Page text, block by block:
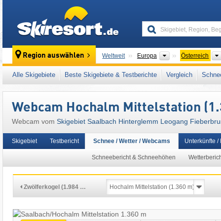
Region auswählen Weltweit Europa Kontinente
Österreich
Weltweit Europa Kontinente
Österreich
Dieses Skigebiet liegt auch in: Leoganger
SuperSkiCard, Epic Pass, Tiroler Alpen
Mitteleuropa, Europäische Union
Alle Skigebiete Beste Skigebiete & Testberichte Vergleich
Webcam Hochalm Mittelstation
Webcam vom Skigebiet Saalbach Hinterglemm Leogang
Skigebiet Testbericht Schnee / Wetter / Webcams
Schneebericht & Schneehöhen
Unterkünfte /
Zwölferkogel (1.984 …
16:01 | heute, 6. Aug.